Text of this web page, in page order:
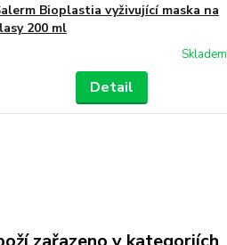
Bioplastia vyživující maska na
200 ml
Skladem
Detail